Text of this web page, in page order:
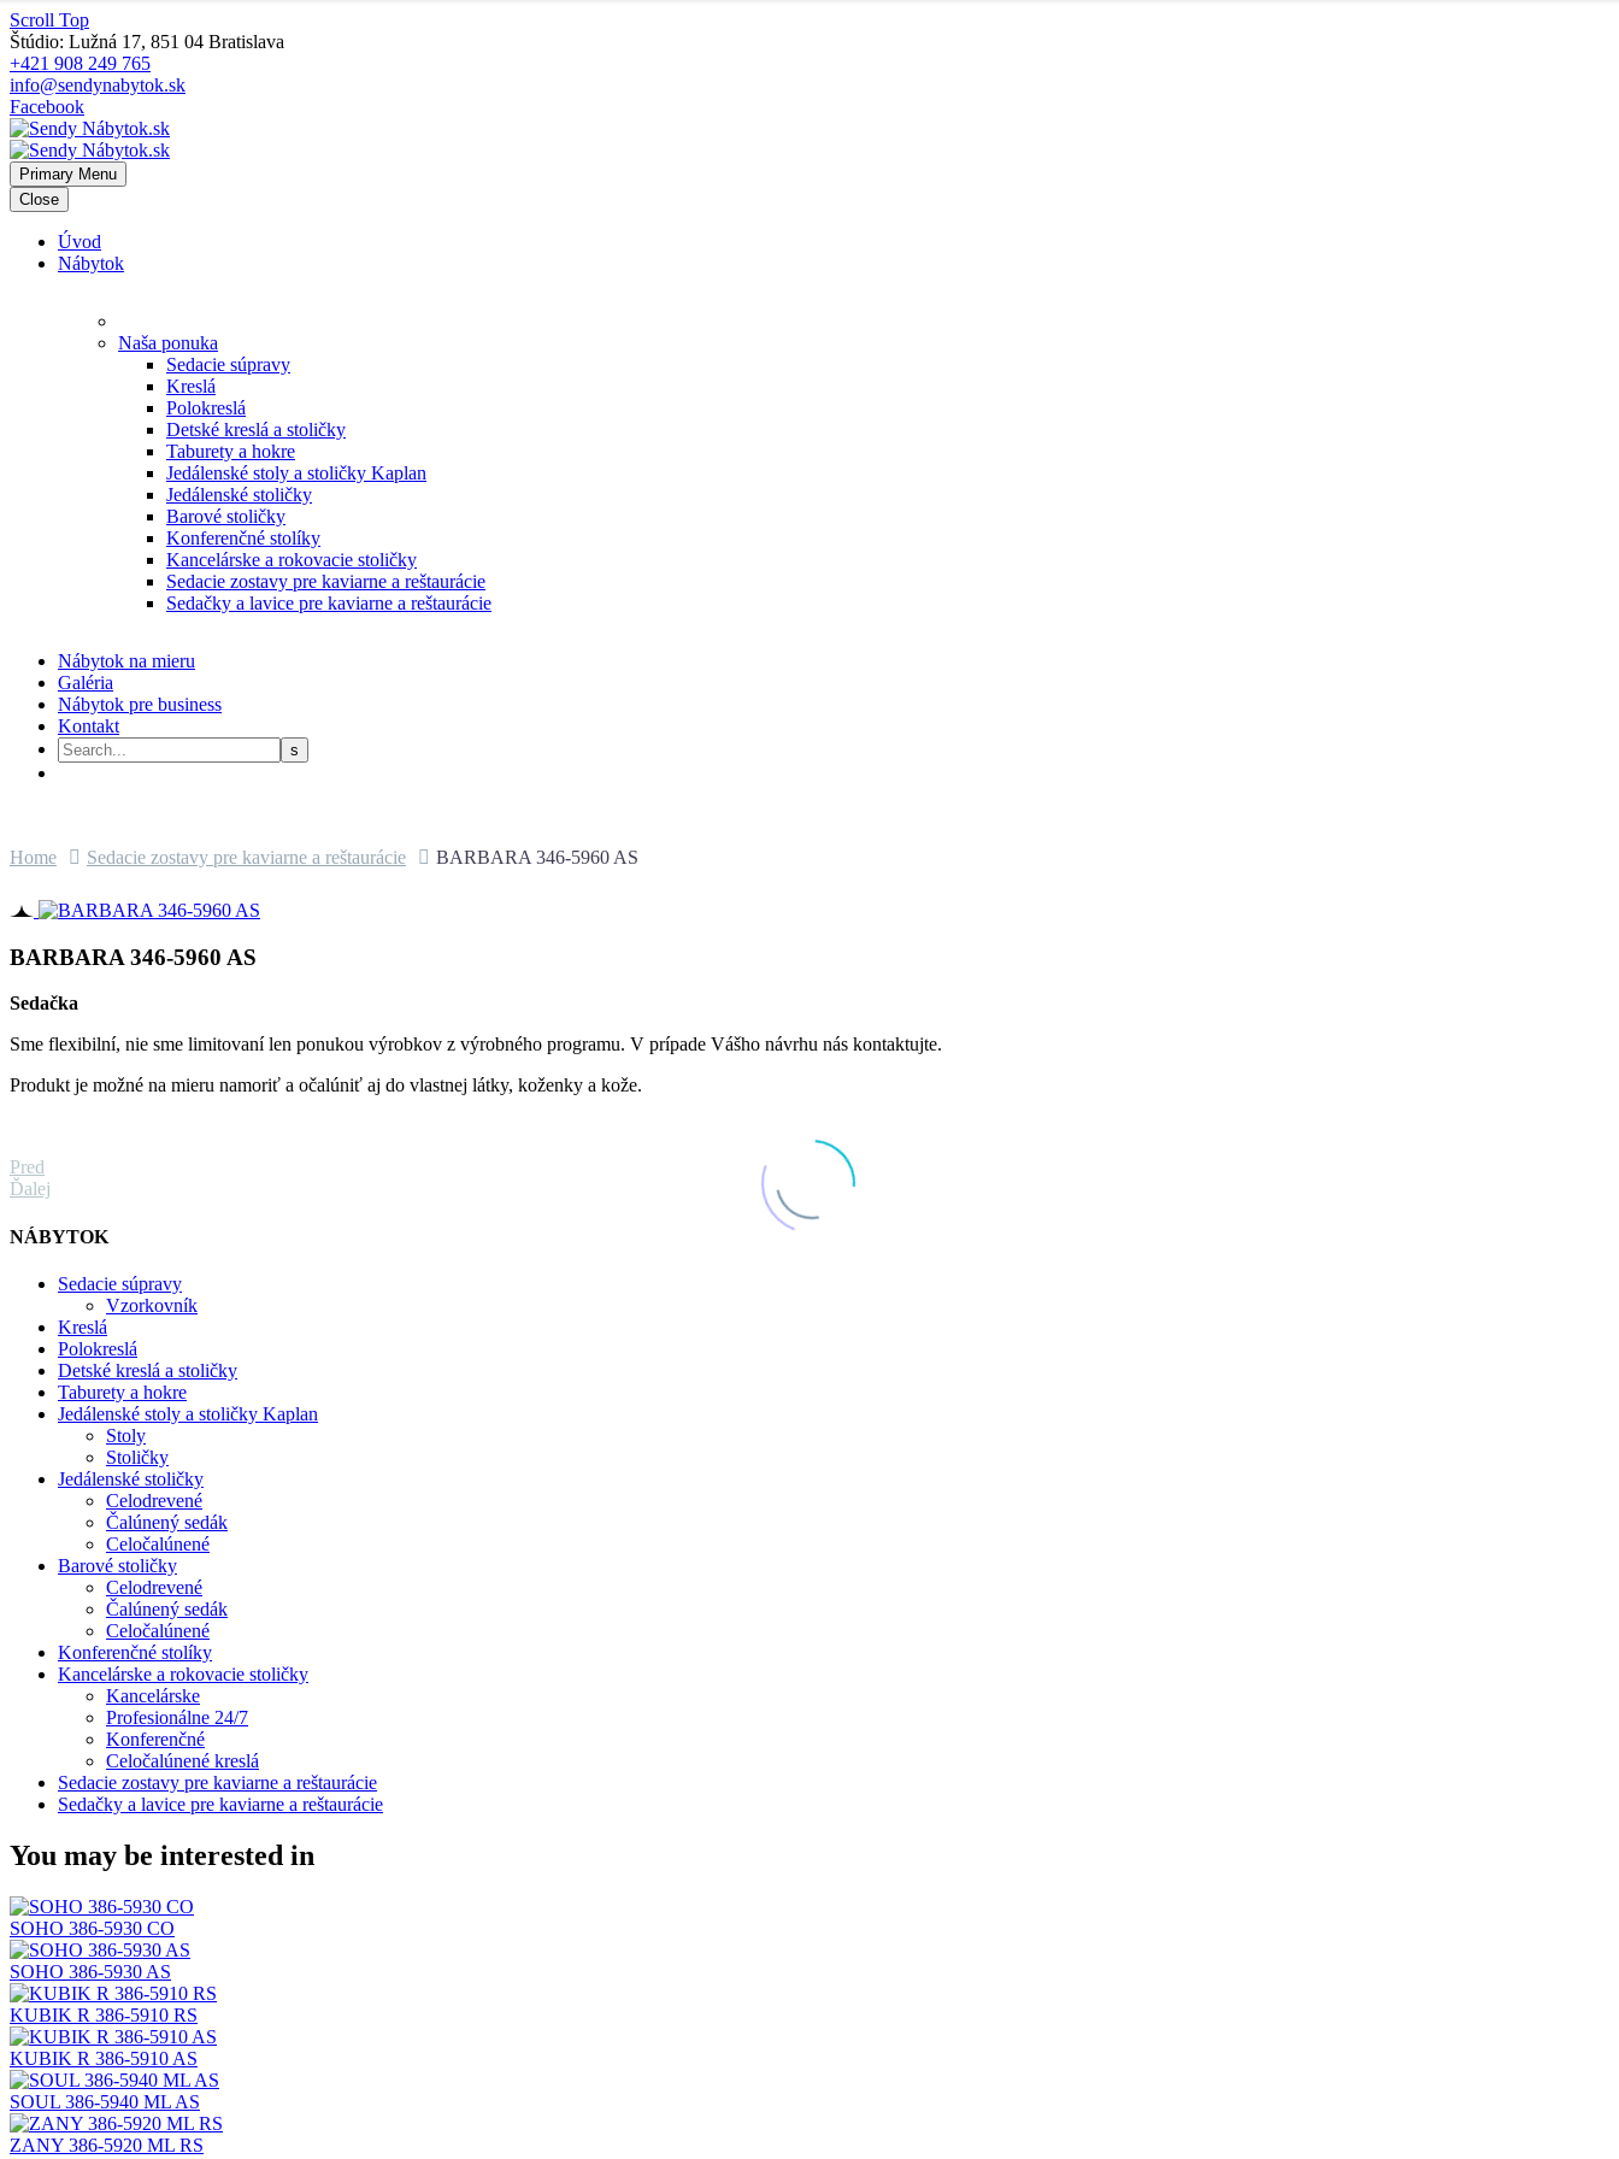
Scroll Top
Štúdio: Lužná 17, 851 04 Bratislava
+421 908 249 765
info@sendynabytok.sk
Facebook
Primary Menu
Close
Úvod
Nábytok
Naša ponuka
Sedacie súpravy
Kreslá
Polokreslá
Detské kreslá a stoličky
Taburety a hokre
Jedálenské stoly a stoličky Kaplan
Jedálenské stoličky
Barové stoličky
Konferenčné stolíky
Kancelárske a rokovacie stoličky
Sedacie zostavy pre kaviarne a reštaurácie
Sedačky a lavice pre kaviarne a reštaurácie
Nábytok na mieru
Galéria
Nábytok pre business
Kontakt
Home Sedacie zostavy pre kaviarne a reštaurácie BARBARA 346-5960 AS
BARBARA 346-5960 AS
Sedačka
Sme flexibilní, nie sme limitovaní len ponukou výrobkov z výrobného programu. V prípade Vášho návrhu nás kontaktujte.
Produkt je možné na mieru namoriť a očalúniť aj do vlastnej látky, koženky a kože.
Pred
Ďalej
NÁBYTOK
Sedacie súpravy
Vzorkovník
Kreslá
Polokreslá
Detské kreslá a stoličky
Taburety a hokre
Jedálenské stoly a stoličky Kaplan
Stoly
Stoličky
Jedálenské stoličky
Celodrevené
Čalúnený sedák
Celočalúnené
Barové stoličky
Celodrevené
Čalúnený sedák
Celočalúnené
Konferenčné stolíky
Kancelárske a rokovacie stoličky
Kancelárske
Profesionálne 24/7
Konferenčné
Celočalúnené kreslá
Sedacie zostavy pre kaviarne a reštaurácie
Sedačky a lavice pre kaviarne a reštaurácie
You may be interested in
SOHO 386-5930 CO
SOHO 386-5930 AS
KUBIK R 386-5910 RS
KUBIK R 386-5910 AS
SOUL 386-5940 ML AS
ZANY 386-5920 ML RS